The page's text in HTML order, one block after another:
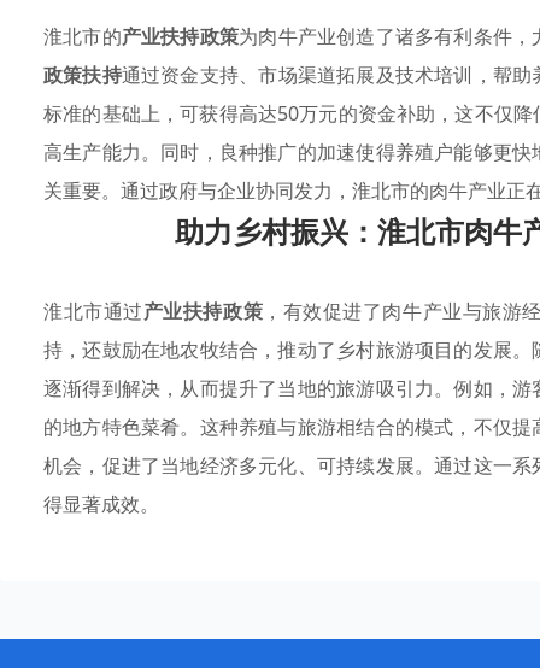
淮北市的产业扶持政策为肉牛产业创造了诸多有利条件
政策扶持通过资金支持、市场渠道拓展及技术培训，帮
标准的基础上，可获得高达50万元的资金补助，这不仅
高生产能力。同时，良种推广的加速使得养殖户能够更
关重要。通过政府与企业协同发力，淮北市的肉牛产业正
助力乡村振兴：淮北市肉牛
淮北市通过产业扶持政策 ，有效促进了肉牛产业与旅游
持，还鼓励在地农牧结合，推动了乡村旅游项目的发展
逐渐得到解决，从而提升了当地的旅游吸引力。例如，游
的地方特色菜肴。这种养殖与旅游相结合的模式，不仅
机会，促进了当地经济多元化、可持续发展。通过这一
得显著成效。